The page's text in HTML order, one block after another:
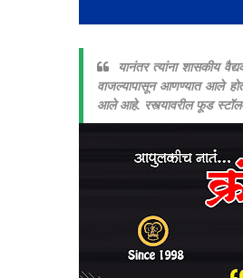
यानंतर त्यांना शासकीय
वाजल्यापासून आणण्यात आले
आले आहे. रस्त्यावरील फूड